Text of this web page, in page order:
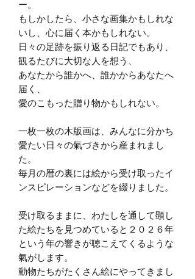
ー。
もしかしたら、小さな画集かもしれな
いし、心に届く本かもしれない。
日々の足跡を振り返る日記でもあり、
観るたびに大切な人を想う、
あなたから誰かへ、誰かからあなたへ
届く、
愛のこもった贈り物かもしれない。
一枚一枚の木版画は、みんなに分かち
愛たい日々の氣づきから産まれまし
た。
毎月の暦の裏には絵から受け取ったイ
ンスピレーションなどを綴りました。
受け取るままに、わたしを通して顕し
た絵たちを見つめていると２０２６年
という年の響きが聴こえてくるような
氣がします。
動物たちがたくさん絵にやってきまし